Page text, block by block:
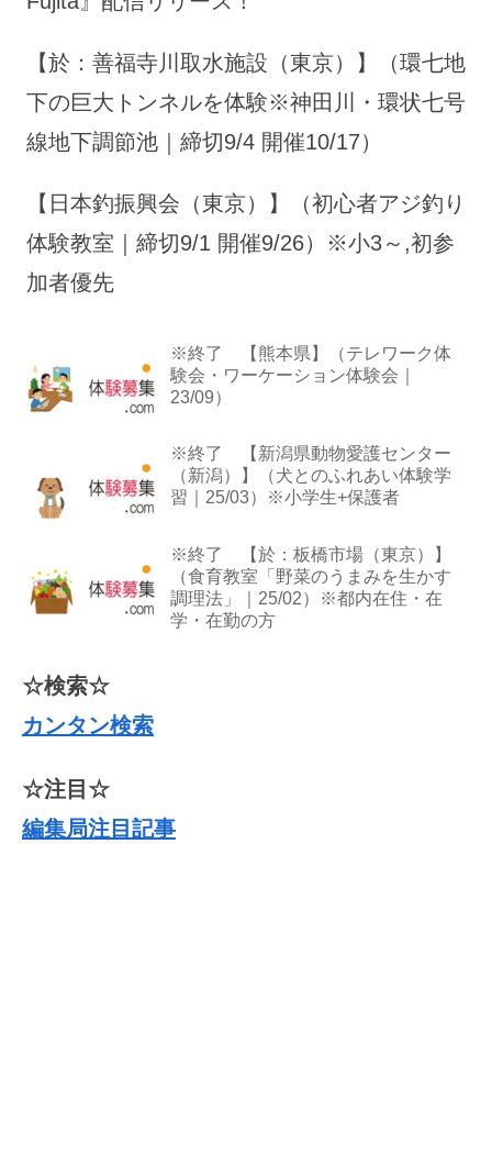
【於：善福寺川取水施設（東京）】（環七地
下の巨大トンネルを体験※神田川・環状七号
線地下調節池｜締切9/4 開催10/17）
【日本釣振興会（東京）】（初心者アジ釣り
体験教室｜締切9/1 開催9/26）※小3～,初参
加者優先
※終了 【熊本県】（テレワーク体
験会・ワーケーション体験会｜
23/09）
※終了 【新潟県動物愛護センター
（新潟）】（犬とのふれあい体験学
習｜25/03）※小学生+保護者
※終了 【於：板橋市場（東京）】
（食育教室「野菜のうまみを生かす
調理法」｜25/02）※都内在住・在
学・在勤の方
☆検索☆
カンタン検索
☆注目☆
編集局注目記事